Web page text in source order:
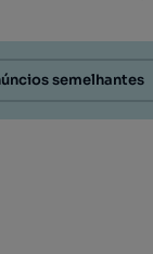
semelhantes